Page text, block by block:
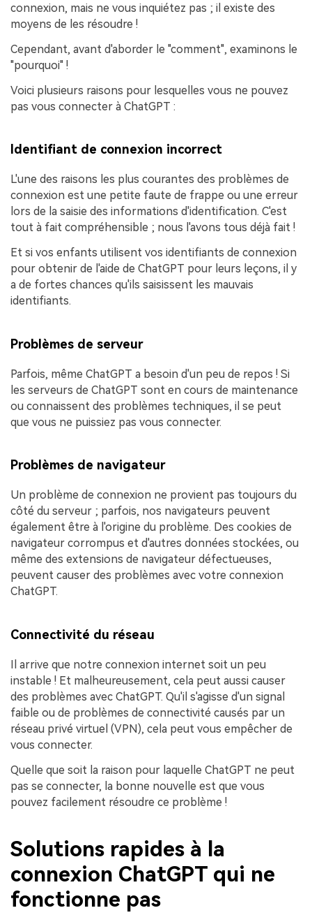
connexion, mais ne vous inquiétez pas ; il existe des
moyens de les résoudre !
Cependant, avant d'aborder le "comment", examinons le
"pourquoi" !
Voici plusieurs raisons pour lesquelles vous ne pouvez
pas vous connecter à ChatGPT :
Identifiant de connexion incorrect
L'une des raisons les plus courantes des problèmes de
connexion est une petite faute de frappe ou une erreur
lors de la saisie des informations d'identification. C'est
tout à fait compréhensible ; nous l'avons tous déjà fait !
Et si vos enfants utilisent vos identifiants de connexion
pour obtenir de l'aide de ChatGPT pour leurs leçons, il y
a de fortes chances qu'ils saisissent les mauvais
identifiants.
Problèmes de serveur
Parfois, même ChatGPT a besoin d'un peu de repos ! Si
les serveurs de ChatGPT sont en cours de maintenance
ou connaissent des problèmes techniques, il se peut
que vous ne puissiez pas vous connecter.
Problèmes de navigateur
Un problème de connexion ne provient pas toujours du
côté du serveur ; parfois, nos navigateurs peuvent
également être à l'origine du problème. Des cookies de
navigateur corrompus et d'autres données stockées, ou
même des extensions de navigateur défectueuses,
peuvent causer des problèmes avec votre connexion
ChatGPT.
Connectivité du réseau
Il arrive que notre connexion internet soit un peu
instable ! Et malheureusement, cela peut aussi causer
des problèmes avec ChatGPT. Qu'il s'agisse d'un signal
faible ou de problèmes de connectivité causés par un
réseau privé virtuel (VPN), cela peut vous empêcher de
vous connecter.
Quelle que soit la raison pour laquelle ChatGPT ne peut
pas se connecter, la bonne nouvelle est que vous
pouvez facilement résoudre ce problème !
Solutions rapides à la
connexion ChatGPT qui ne
fonctionne pas